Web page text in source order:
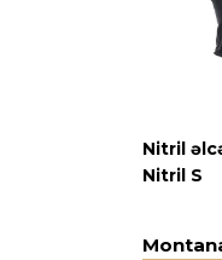
Nitril
Nitril S